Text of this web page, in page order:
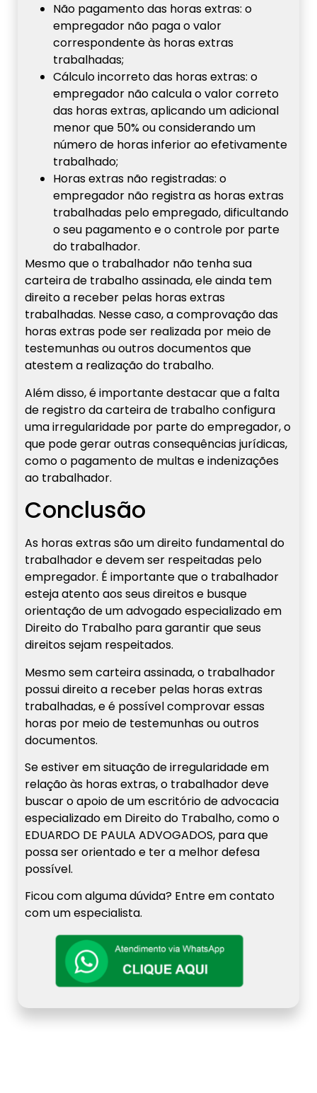
Não pagamento das horas extras: o
empregador não paga o valor
correspondente às horas extras
trabalhadas;
Cálculo incorreto das horas extras: o
empregador não calcula o valor correto
das horas extras, aplicando um adicional
menor que 50% ou considerando um
número de horas inferior ao efetivamente
trabalhado;
Horas extras não registradas: o
empregador não registra as horas extras
trabalhadas pelo empregado, dificultando
o seu pagamento e o controle por parte
do trabalhador.
Mesmo que o trabalhador não tenha sua
carteira de trabalho assinada, ele ainda tem
direito a receber pelas horas extras
trabalhadas. Nesse caso, a comprovação das
horas extras pode ser realizada por meio de
testemunhas ou outros documentos que
atestem a realização do trabalho.
Além disso, é importante destacar que a falta
de registro da carteira de trabalho configura
uma irregularidade por parte do empregador, o
que pode gerar outras consequências jurídicas,
como o pagamento de multas e indenizações
ao trabalhador.
Conclusão
As horas extras são um direito fundamental do
trabalhador e devem ser respeitadas pelo
empregador. É importante que o trabalhador
esteja atento aos seus direitos e busque
orientação de um advogado especializado em
Direito do Trabalho para garantir que seus
direitos sejam respeitados.
Mesmo sem carteira assinada, o trabalhador
possui direito a receber pelas horas extras
trabalhadas, e é possível comprovar essas
horas por meio de testemunhas ou outros
documentos.
Se estiver em situação de irregularidade em
relação às horas extras, o trabalhador deve
buscar o apoio de um escritório de advocacia
especializado em Direito do Trabalho, como o
EDUARDO DE PAULA ADVOGADOS, para que
possa ser orientado e ter a melhor defesa
possível.
Ficou com alguma dúvida? Entre em contato
com um especialista.